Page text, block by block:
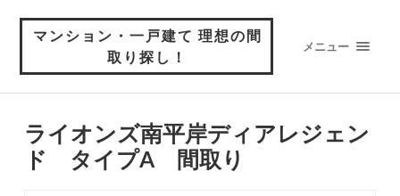
マンション・一戸建て 理想の間
取り探し！
メニュー
ライオンズ南平岸ディアレジェン
ド タイプA 間取り